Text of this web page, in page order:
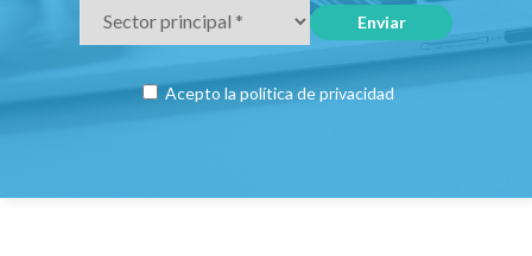
Acepto la política de privacidad